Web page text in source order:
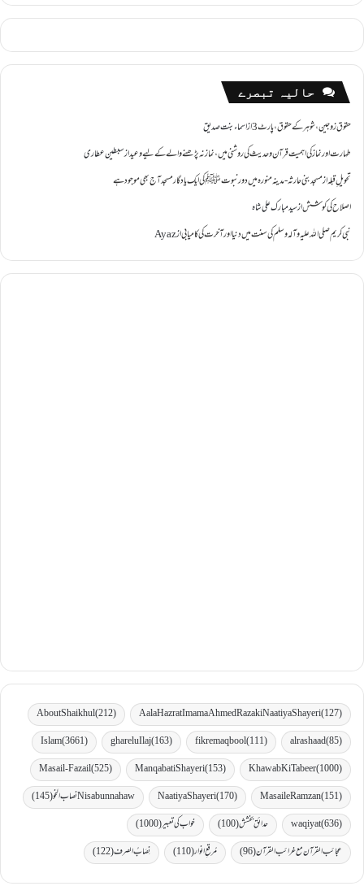
حالیہ تبصرے
حقوق زوجین ،شوہر کے حقوق ،پارٹ 3 ازاسماء بنت صدیق
طہارت اور نماز کی اہمیت قرآن و حدیث کی روشنی میں ،نماز نہ پڑھنے والے کے لیے وعیدازسبطین عطاری
تحویل ِقبلہازمسجد بنی حارثہ - مدینہ منورہ میں دور نبوتﷺ کی ایک یادگار مسجد آج بھی موجود ہے
اصلاح کی کوششازسید مبارک علی شاہ
نبی کریم صلی اللہ علیہ وآلہ وسلم کی سنت میں دنیا اور آخرت کی کامیابیازAyaz
Aala Hazrat Imama Ahmed Raza ki Naatiya Shayeri(127)
AboutShaikhul(212)
al rashaad(85)
fikremaqbool(111)
gharelu Ilaj(163)
Islam(3661)
Khawab Ki Tabeer(1000)
Manqabati Shayeri(153)
Masail-Fazail(525)
MasaileRamzan(151)
Naatiya Shayeri(170) Nisabunnahaw نصاب النحو
(145)
waqiyat(636) حدائق بخشش(100) خواب کی تعبیر(1000)
عجائب القرآن مع غرائب القرآن(96) مُرقعِ انوار(110) نِصَابُ الصرف(122)